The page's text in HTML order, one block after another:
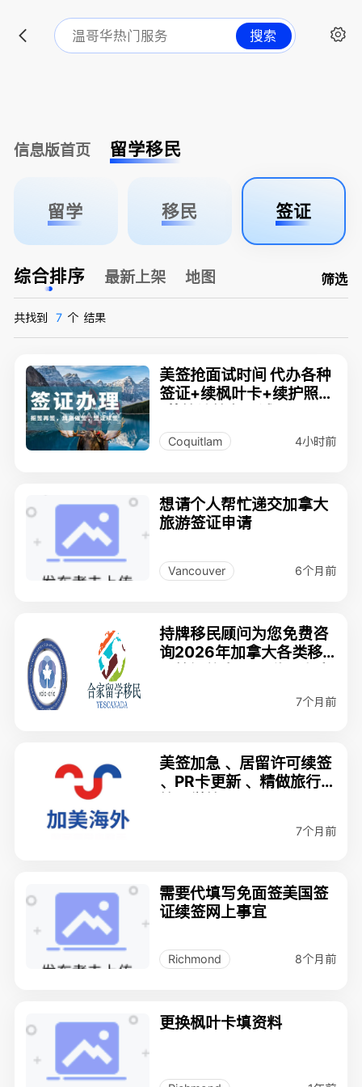
搜索
信息版首页 留学移民
留学 移民 签证
综合排序 最新上架 地图 筛选
共找到 7 个 结果
美签抢面试时间 代办各种
签证+续枫叶卡+续护照
Coquitlam 4小时前
想请个人帮忙递交加拿大
旅游签证申请
Vancouver 6个月前
持牌移民顾问为您免费咨
询2026年加拿大各类移
7个月前
美签加急 、居留许可续签
、PR卡更新 、精做旅行
7个月前
需要代填写免面签美国签
证续签网上事宜
Richmond 8个月前
更换枫叶卡填资料